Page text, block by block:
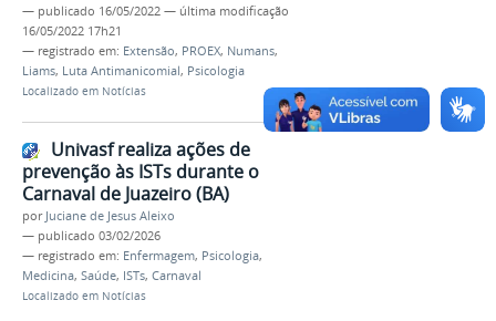
— publicado 16/05/2022 — última modificação
16/05/2022 17h21
— registrado em: Extensão, PROEX, Numans,
Liams, Luta Antimanicomial, Psicologia
Localizado em Notícias
Univasf realiza ações de
prevenção às ISTs durante o
Carnaval de Juazeiro (BA)
por Juciane de Jesus Aleixo
— publicado 03/02/2026
— registrado em: Enfermagem, Psicologia,
Medicina, Saúde, ISTs, Carnaval
Localizado em Notícias